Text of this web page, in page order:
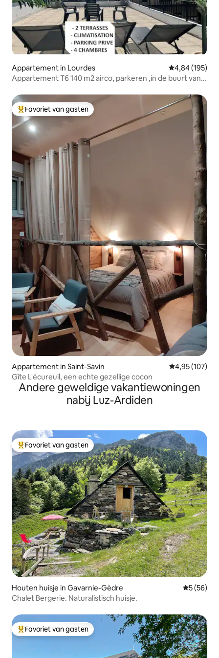
Appartement in Lourdes Gemiddelde
4,84 (195)
Appartement T6 140 m2 airco, parkeren ,in de buurt van
Topfavoriet van gasten
Favoriet van gasten
Appartement in Saint-Savin Gemiddelde
4,95 (107)
Gîte L'écureuil, een echte gezellige cocon
Andere geweldige vakantiewoningen
nabij Luz-Ardiden
Topfavoriet van gasten
Favoriet van gasten
Houten huisje in Gavarnie-Gèdre
5 (56)
Chalet Bergerie. Naturalistisch huisje.
Topfavoriet van gasten
Favoriet van gasten